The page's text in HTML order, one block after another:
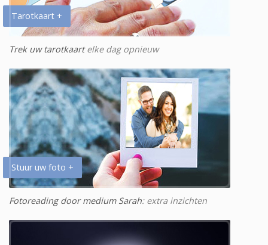
Tarotkaart +
Trek uw tarotkaartelke dag opnieuw
Stuur uw foto +
Fotoreading door medium Sarah: extra inzichten